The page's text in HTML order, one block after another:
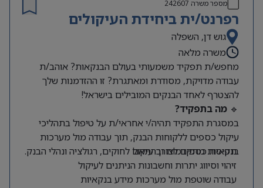
מספר משרה 242607
רפרנט/ית ביחידת העיקולים
גוש דן, השפלה
משרה מלאה
מחפש/ת תפקיד משמעותי בעולם הבנקאות? אוהב/ת
עבודה מדויקת, מסודרת ומאתגרת? זו ההזדמנות שלך
להצטרף לאחד הבנקים המובילים בישראל!
🔹 מה בתפקיד?
במסגרת התפקיד תהיה/י אחראי/ת על טיפול בתהליכי
עיקול כספים ללקוחות הבנק, תוך עבודה מול מערכות
בנקאיות מתקדמות ובהתאם לחוקים, רגולציה ונהלי הבנק.
תפיסת כספים לצורך עיקול
זיהוי וסיווג יתרות וחשבונות הניתנים לעיקול
עבודה שוטפת מול מערכות מידע בנקאיות